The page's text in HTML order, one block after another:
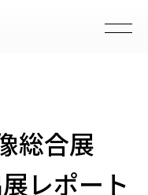
総合展
レポート